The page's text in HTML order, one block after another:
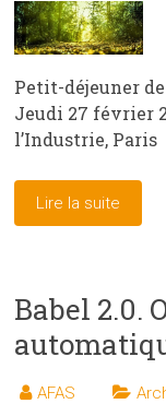
Petit-déjeuner
Jeudi 27 février
l’Industrie, Paris
Lire la suite
Babel 2.0.
AFAS